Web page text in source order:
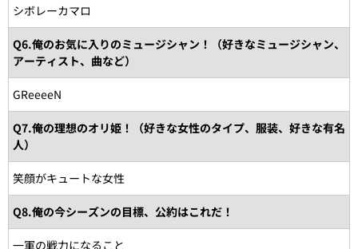
シボレーカマロ
Q6.俺のお気に入りのミュージシャン！（好きなミュージシャン、
アーティスト、曲など）
GReeeeN
Q7.俺の理想のオリ姫！（好きな女性のタイプ、服装、好きな有名
人）
笑顔がキュートな女性
Q8.俺の今シーズンの目標、公約はこれだ！
一軍の戦力になること